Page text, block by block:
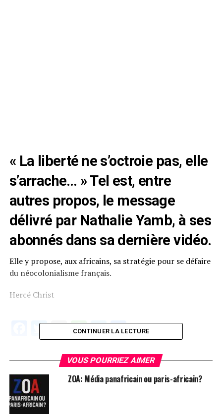
« La liberté ne s’octroie pas, elle
s’arrache… » Tel est, entre
autres propos, le message
délivré par Nathalie Yamb, à ses
abonnés dans sa dernière vidéo.
Elle y propose, aux africains, sa stratégie pour se défaire
du néocolonialisme français.
Hercé Christ
Facebook
Twitter
EmailWhatsApp
Telegram
Partager
Comments
comments
CONTINUER LA LECTURE
VOUS POURRIEZ AIMER
ZOA: Média panafricain ou paris-africain?